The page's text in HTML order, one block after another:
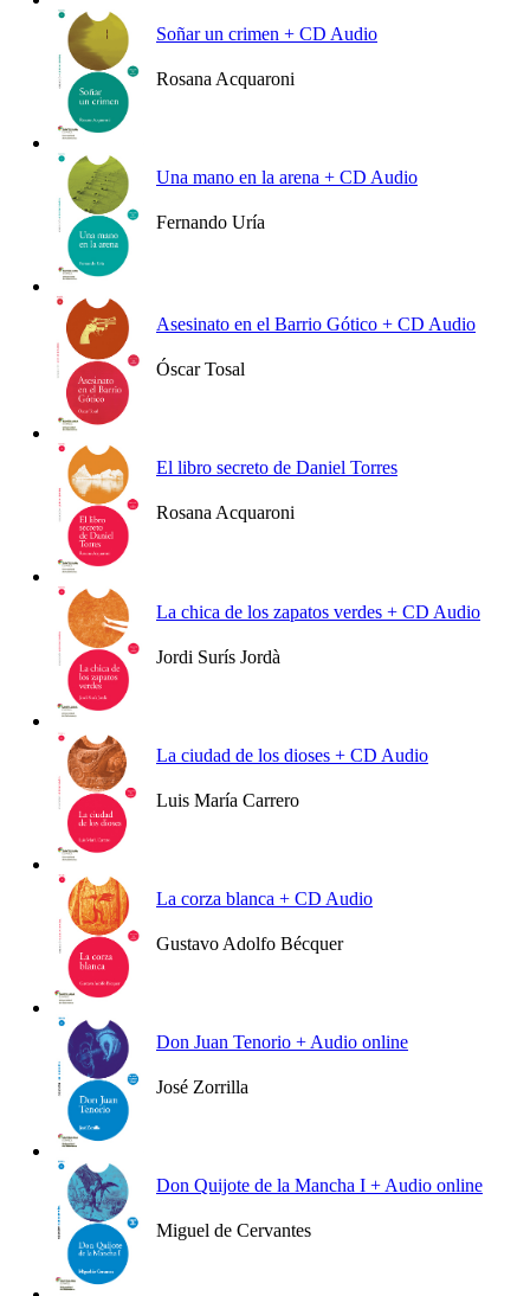
Soñar un crimen + CD Audio
Rosana Acquaroni
Una mano en la arena + CD Audio
Fernando Uría
Asesinato en el Barrio Gótico + CD Audio
Óscar Tosal
El libro secreto de Daniel Torres
Rosana Acquaroni
La chica de los zapatos verdes + CD Audio
Jordi Surís Jordà
La ciudad de los dioses + CD Audio
Luis María Carrero
La corza blanca + CD Audio
Gustavo Adolfo Bécquer
Don Juan Tenorio + Audio online
José Zorrilla
Don Quijote de la Mancha I + Audio online
Miguel de Cervantes